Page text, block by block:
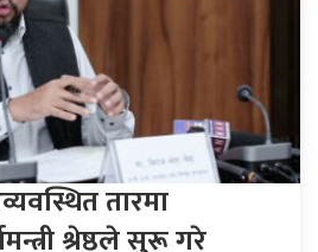
तारमा
श्रेष्ठले सुरू गरे